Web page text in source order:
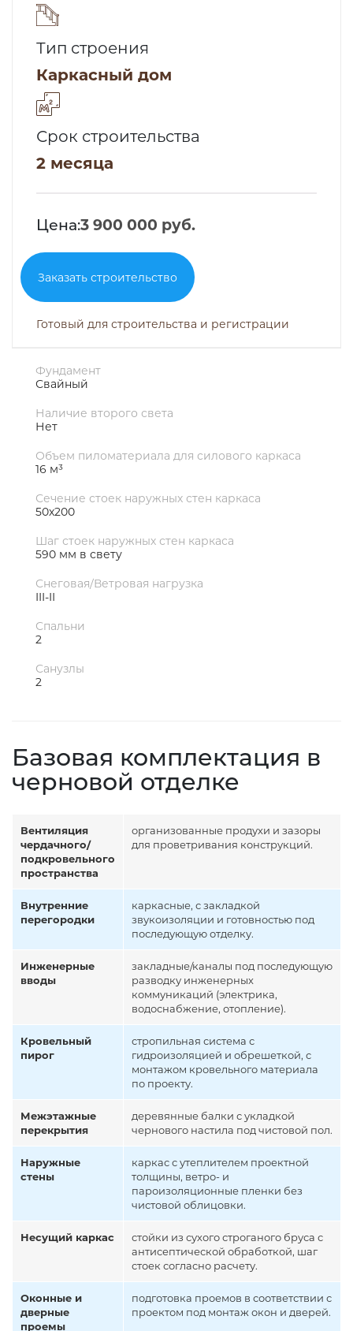
Тип строения
Каркасный дом
Срок строительства
2 месяца
Цена:3 900 000 руб.
Заказать строительство
Готовый для строительства и регистрации
Фундамент
Свайный
Наличие второго света
Нет
Объем пиломатериала для силового каркаса
16 м³
Сечение стоек наружных стен каркаса
50х200
Шаг стоек наружных стен каркаса
590 мм в свету
Снеговая/Ветровая нагрузка
III-II
Спальни
2
Санузлы
2
Базовая комплектация в
черновой отделке
Вентиляция
чердачного/
подкровельного
пространства
организованные продухи и зазоры
для проветривания конструкций.
Внутренние
перегородки
каркасные, с закладкой
звукоизоляции и готовностью под
последующую отделку.
Инженерные
вводы
закладные/каналы под последующую
разводку инженерных
коммуникаций (электрика,
водоснабжение, отопление).
Кровельный
пирог
стропильная система с
гидроизоляцией и обрешеткой, с
монтажом кровельного материала
по проекту.
Межэтажные
перекрытия
деревянные балки с укладкой
чернового настила под чистовой пол.
Наружные
стены
каркас с утеплителем проектной
толщины, ветро- и
пароизоляционные пленки без
чистовой облицовки.
Несущий каркас
стойки из сухого строганого бруса с
антисептической обработкой, шаг
стоек согласно расчету.
Оконные и
дверные
проемы
подготовка проемов в соответствии с
проектом под монтаж окон и дверей.